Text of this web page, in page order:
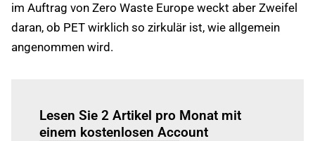
im Auftrag von Zero Waste Europe weckt aber Zweifel
daran, ob PET wirklich so zirkulär ist, wie allgemein
angenommen wird.
Lesen Sie 2 Artikel pro Monat mit
einem kostenlosen Account